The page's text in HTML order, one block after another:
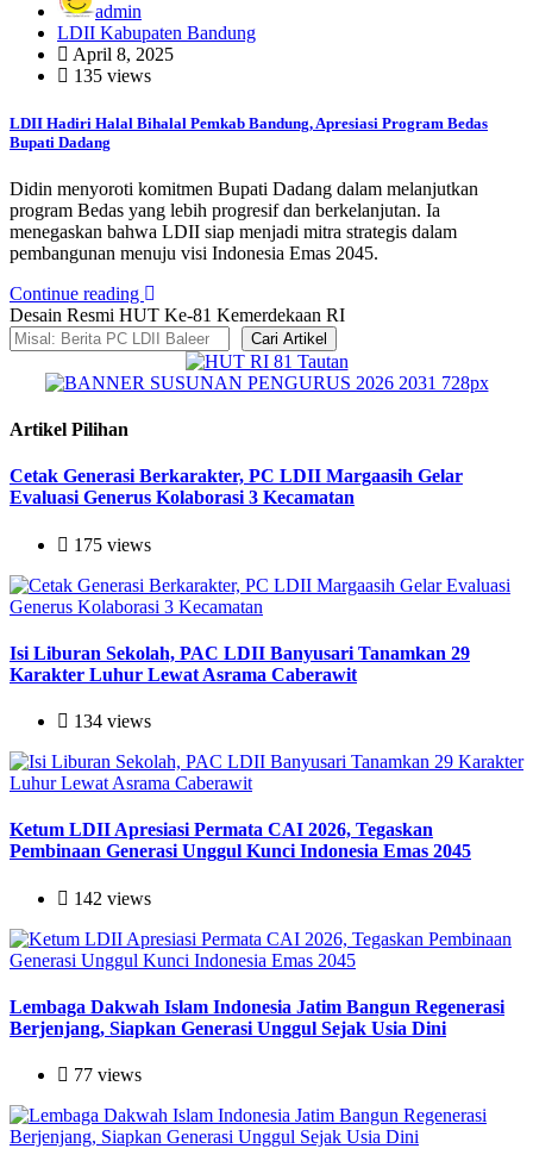
admin
LDII Kabupaten Bandung
April 8, 2025
135 views
LDII Hadiri Halal Bihalal Pemkab Bandung, Apresiasi Program Bedas
Bupati Dadang
Didin menyoroti komitmen Bupati Dadang dalam melanjutkan
program Bedas yang lebih progresif dan berkelanjutan. Ia
menegaskan bahwa LDII siap menjadi mitra strategis dalam
pembangunan menuju visi Indonesia Emas 2045.
Continue reading
Desain Resmi HUT Ke-81 Kemerdekaan RI
Cari Artikel
Artikel Pilihan
Cetak Generasi Berkarakter, PC LDII Margaasih Gelar
Evaluasi Generus Kolaborasi 3 Kecamatan
175 views
Isi Liburan Sekolah, PAC LDII Banyusari Tanamkan 29
Karakter Luhur Lewat Asrama Caberawit
134 views
Ketum LDII Apresiasi Permata CAI 2026, Tegaskan
Pembinaan Generasi Unggul Kunci Indonesia Emas 2045
142 views
Lembaga Dakwah Islam Indonesia Jatim Bangun Regenerasi
Berjenjang, Siapkan Generasi Unggul Sejak Usia Dini
77 views